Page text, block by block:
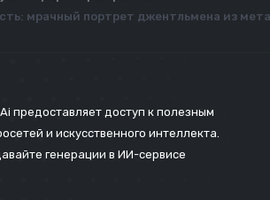
мрачный портрет джентльмена из
предоставляет доступ к полезным
и искусственного интеллекта.
генерации в ИИ-сервисе